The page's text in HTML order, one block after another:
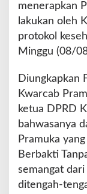
k
e
r
d
A
j
a
a
r
g
menerapkan
lakukan oleh
protokol
Minggu (08/
Diungkapkan
Kwarcab
ketua DPRD
bahwasanya
Pramuka
Berbakti
semangat
ditengah-